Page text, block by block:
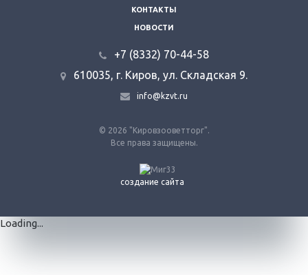
© 2026 "Кировзооветторг".
Все права защищены.
создание сайта
КОНТАКТЫ
НОВОСТИ
+7 (8332) 70-44-58
610035, г. Киров, ул. Складская 9.
info@kzvt.ru
Loading...